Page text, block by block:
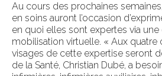
Au cours des prochaines
en soins auront l’occasion
en quoi elles sont expertes via
mobilisation virtuelle. « Aux quatre
visages de cette expertise seront
de la Santé, Christian Dubé, a